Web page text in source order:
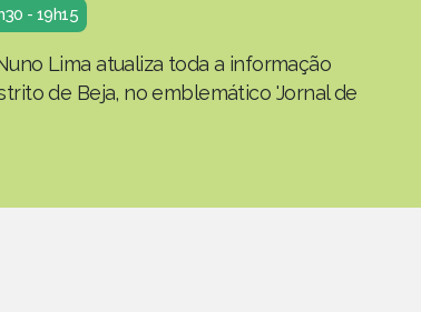
- 19h15
Lima atualiza toda a informação
de Beja, no emblemático 'Jornal de